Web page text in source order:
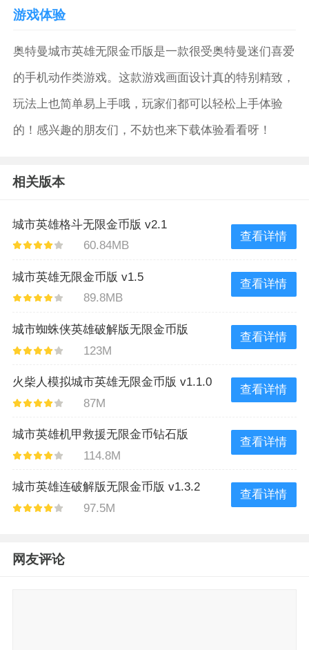
游戏体验
奥特曼城市英雄无限金币版是一款很受奥特曼迷们喜爱
的手机动作类游戏。这款游戏画面设计真的特别精致，
玩法上也简单易上手哦，玩家们都可以轻松上手体验
的！感兴趣的朋友们，不妨也来下载体验看看呀！
相关版本
城市英雄格斗无限金币版 v2.1
60.84MB
查看详情
城市英雄无限金币版 v1.5
89.8MB
查看详情
城市蜘蛛侠英雄破解版无限金币版
v2.59
123M
查看详情
火柴人模拟城市英雄无限金币版 v1.1.0
87M
查看详情
城市英雄机甲救援无限金币钻石版
v1.3.6
114.8M
查看详情
城市英雄连破解版无限金币版 v1.3.2
97.5M
查看详情
网友评论